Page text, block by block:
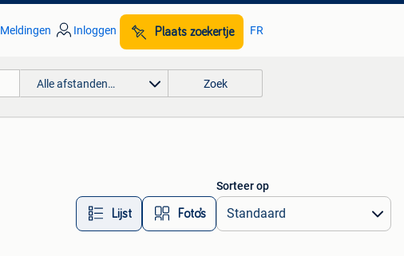
Meldingen Inloggen Plaats zoekertje FR
Alle afstanden… Zoek
Lijst Foto’s
Sorteer op